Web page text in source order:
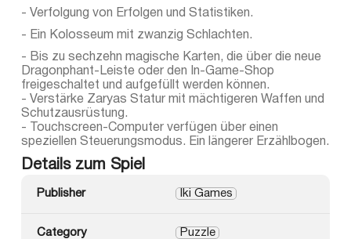
- Verfolgung von Erfolgen und Statistiken.
- Ein Kolosseum mit zwanzig Schlachten.
- Bis zu sechzehn magische Karten, die über die neue
Dragonphant-Leiste oder den In-Game-Shop
freigeschaltet und aufgefüllt werden können.
- Verstärke Zaryas Statur mit mächtigeren Waffen und
Schutzausrüstung.
- Touchscreen-Computer verfügen über einen
speziellen Steuerungsmodus. Ein längerer Erzählbogen.
Details zum Spiel
Publisher Iki Games
Category Puzzle